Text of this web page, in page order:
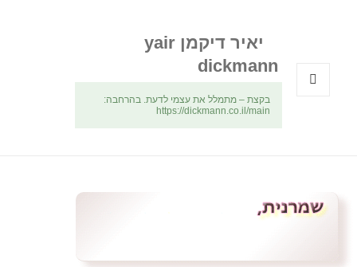
יאיר דיקמן yair
dickmann
בקצת – מתמלל את עצמי לדעת. בהרחבה:
https://dickmann.co.il/main